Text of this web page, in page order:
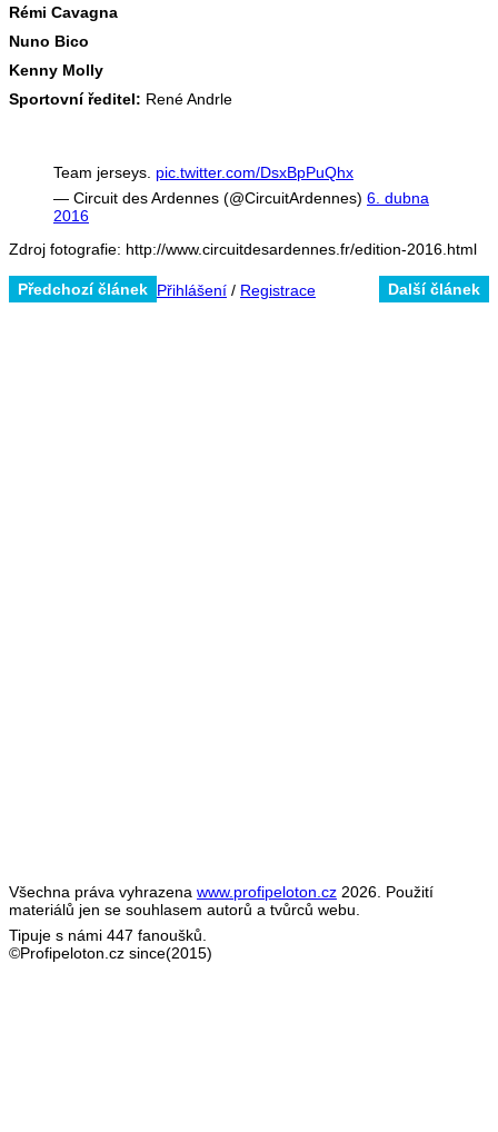
Rémi Cavagna
Nuno Bico
Kenny Molly
Sportovní ředitel: René Andrle
Team jerseys. pic.twitter.com/DsxBpPuQhx
— Circuit des Ardennes (@CircuitArdennes) 6. dubna
2016
Zdroj fotografie: http://www.circuitdesardennes.fr/edition-2016.html
Předchozí článek Další článek
Přihlášení / Registrace
Všechna práva vyhrazena www.profipeloton.cz 2026. Použití
materiálů jen se souhlasem autorů a tvůrců webu.
Tipuje s námi 447 fanoušků.
©Profipeloton.cz since(2015)